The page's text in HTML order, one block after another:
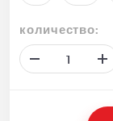
количество: